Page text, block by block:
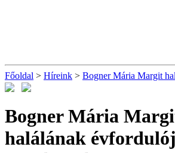
Főoldal > Híreink > Bogner Mária Margit
Bogner Mária
halálának